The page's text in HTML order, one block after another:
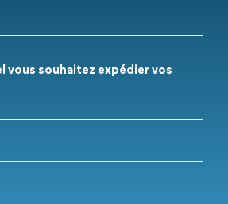
vous souhaitez expédier vos